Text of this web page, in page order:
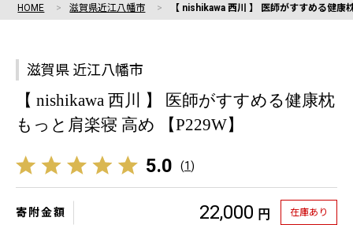
HOME
滋賀県近江八幡市 【 nishikawa 西川 】 医師がすすめる健
滋賀県 近江八幡市
【 nishikawa 西川 】 医師がすすめる健康枕
もっと肩楽寝 高め 【P229W】
5.0 (1)
寄附金額 22,000 円 在庫あり